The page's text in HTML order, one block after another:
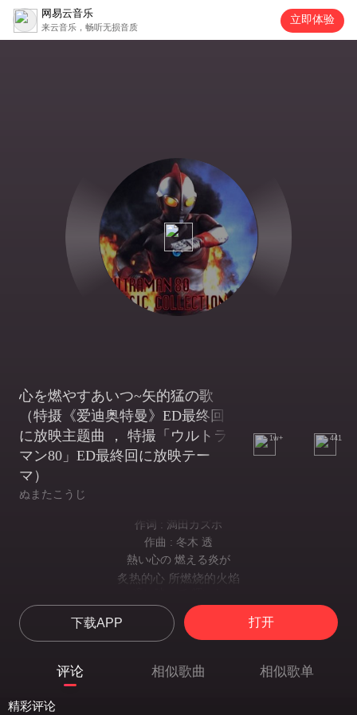
网易云音乐
来云音乐，畅听无损音质
立即体验
心を燃やすあいつ~矢的猛の歌
（特摄《爱迪奥特曼》ED最终回
に放映主题曲 ， 特撮「ウルトラ
マン80」ED最終回に放映テー
マ）
ぬまたこうじ
1w+ 441
作词 : 満田カズホ
作曲 : 冬木 透
熱い心の 燃える炎が
炙热的心 所燃烧的火焰
在眼瞳中映照着 闪耀着光辉
自分が走る 道を馳け
在自己的道路上展翅飞翔
朝着那天空 高声呐喊
下载APP 打开
评论 相似歌曲 相似歌单
精彩评论